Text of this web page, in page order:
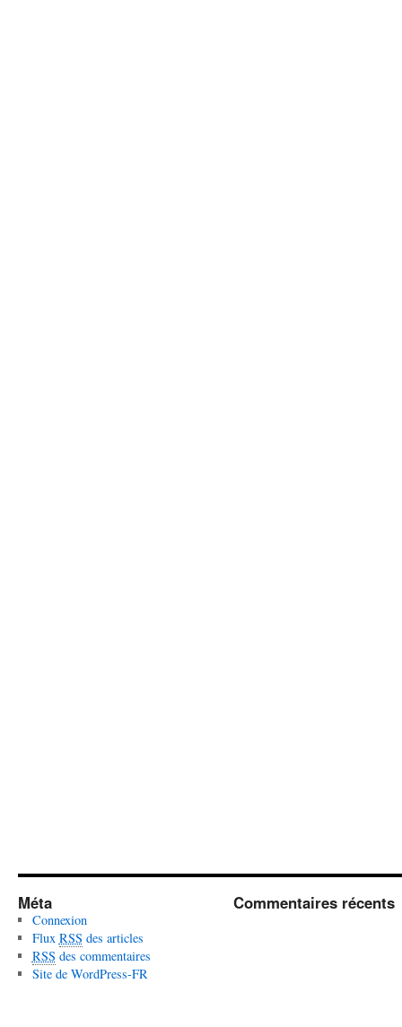
Méta
Connexion
Flux RSS des articles
RSS des commentaires
Site de WordPress-FR
Commentaires récents